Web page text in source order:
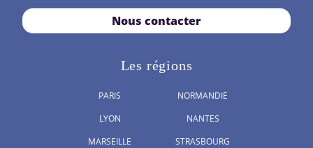
Nous contacter
Les régions
PARIS
LYON
MARSEILLE
NORMANDIE
NANTES
STRASBOURG